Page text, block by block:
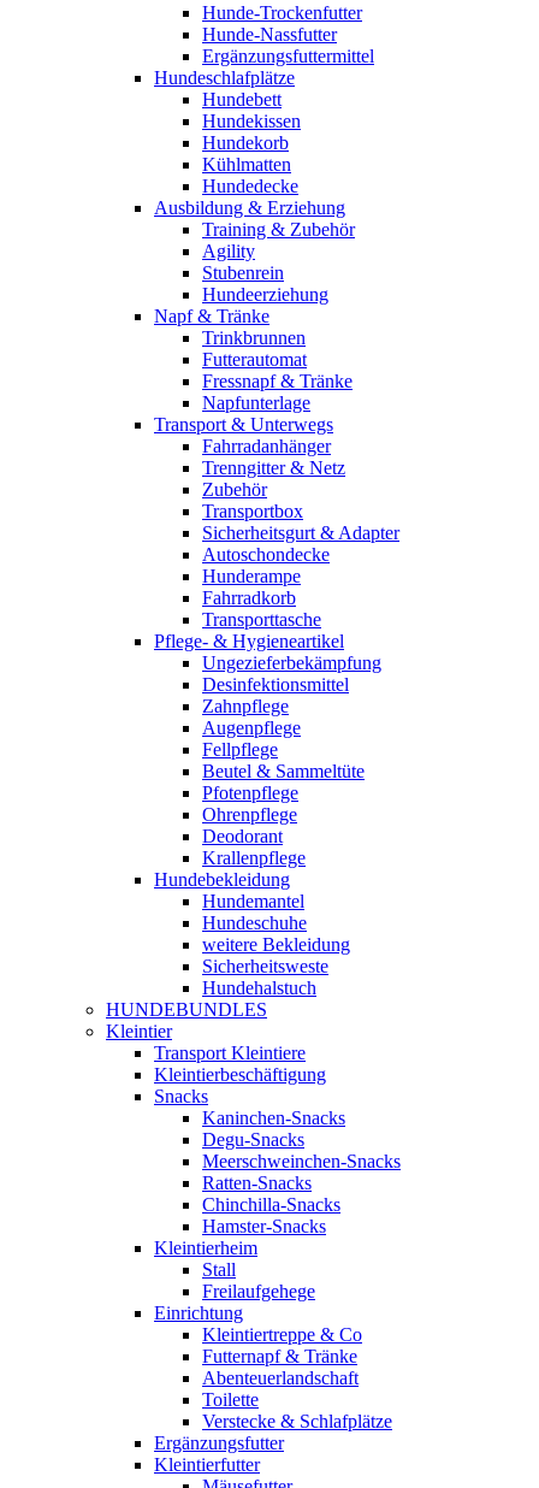
Hunde-Trockenfutter
Hunde-Nassfutter
Ergänzungsfuttermittel
Hundeschlafplätze
Hundebett
Hundekissen
Hundekorb
Kühlmatten
Hundedecke
Ausbildung & Erziehung
Training & Zubehör
Agility
Stubenrein
Hundeerziehung
Napf & Tränke
Trinkbrunnen
Futterautomat
Fressnapf & Tränke
Napfunterlage
Transport & Unterwegs
Fahrradanhänger
Trenngitter & Netz
Zubehör
Transportbox
Sicherheitsgurt & Adapter
Autoschondecke
Hunderampe
Fahrradkorb
Transporttasche
Pflege- & Hygieneartikel
Ungezieferbekämpfung
Desinfektionsmittel
Zahnpflege
Augenpflege
Fellpflege
Beutel & Sammeltüte
Pfotenpflege
Ohrenpflege
Deodorant
Krallenpflege
Hundebekleidung
Hundemantel
Hundeschuhe
weitere Bekleidung
Sicherheitsweste
Hundehalstuch
HUNDEBUNDLES
Kleintier
Transport Kleintiere
Kleintierbeschäftigung
Snacks
Kaninchen-Snacks
Degu-Snacks
Meerschweinchen-Snacks
Ratten-Snacks
Chinchilla-Snacks
Hamster-Snacks
Kleintierheim
Stall
Freilaufgehege
Einrichtung
Kleintiertreppe & Co
Futternapf & Tränke
Abenteuerlandschaft
Toilette
Verstecke & Schlafplätze
Ergänzungsfutter
Kleintierfutter